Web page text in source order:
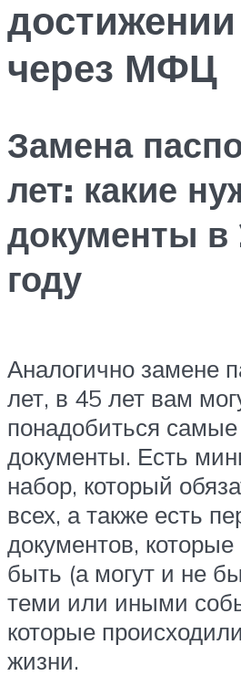
через МФЦ
Замена
лет: какие
документы в
году
Аналогично замене
лет, в 45 лет вам
понадобиться
документы. Есть
набор, который
всех, а также есть
документов, которые
быть (а могут и не
теми или иными
которые
жизни.